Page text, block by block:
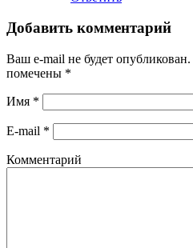
Добавить комментарий
Ваш e-mail не будет опубликован.
помечены *
Имя *
E-mail *
Комментарий